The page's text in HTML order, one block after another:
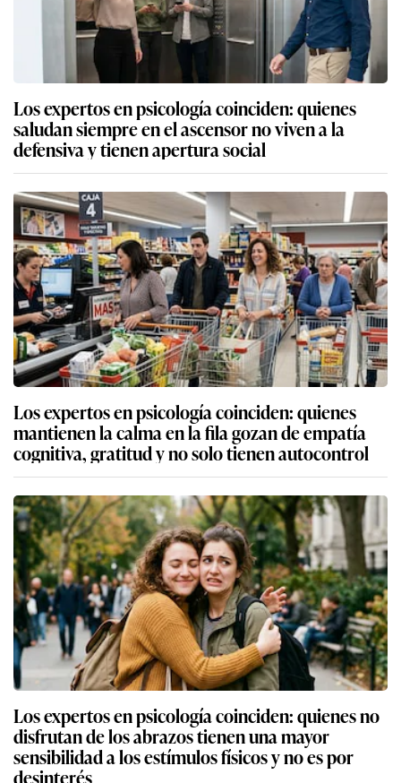
Los expertos en psicología coinciden: quienes
saludan siempre en el ascensor no viven a la
defensiva y tienen apertura social
Los expertos en psicología coinciden: quienes
mantienen la calma en la fila gozan de empatía
cognitiva, gratitud y no solo tienen autocontrol
Los expertos en psicología coinciden: quienes no
disfrutan de los abrazos tienen una mayor
sensibilidad a los estímulos físicos y no es por
desinterés